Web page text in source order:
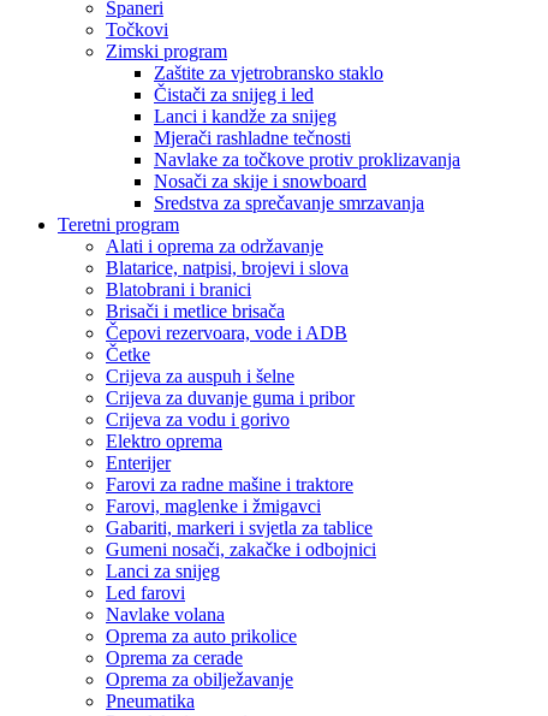
Španeri
Točkovi
Zimski program
Zaštite za vjetrobransko staklo
Čistači za snijeg i led
Lanci i kandže za snijeg
Mjerači rashladne tečnosti
Navlake za točkove protiv proklizavanja
Nosači za skije i snowboard
Sredstva za sprečavanje smrzavanja
Teretni program
Alati i oprema za održavanje
Blatarice, natpisi, brojevi i slova
Blatobrani i branici
Brisači i metlice brisača
Čepovi rezervoara, vode i ADB
Četke
Crijeva za auspuh i šelne
Crijeva za duvanje guma i pribor
Crijeva za vodu i gorivo
Elektro oprema
Enterijer
Farovi za radne mašine i traktore
Farovi, maglenke i žmigavci
Gabariti, markeri i svjetla za tablice
Gumeni nosači, zakačke i odbojnici
Lanci za snijeg
Led farovi
Navlake volana
Oprema za auto prikolice
Oprema za cerade
Oprema za obilježavanje
Pneumatika